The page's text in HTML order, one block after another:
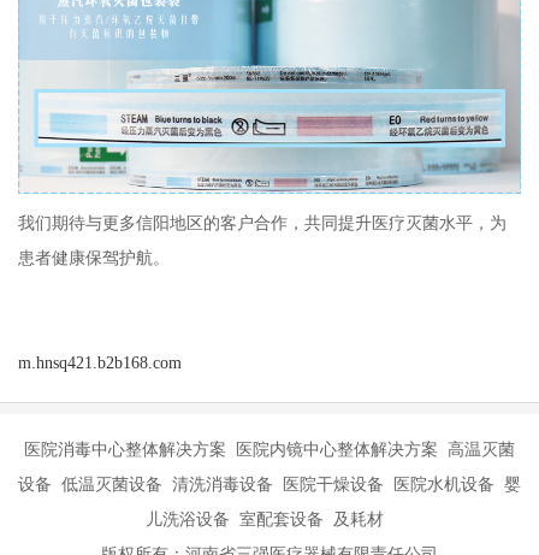
我们期待与更多信阳地区的客户合作，共同提升医疗灭菌水平，为
患者健康保驾护航。
m.hnsq421.b2b168.com
医院消毒中心整体解决方案 医院内镜中心整体解决方案 高温灭菌
设备 低温灭菌设备 清洗消毒设备 医院干燥设备 医院水机设备 婴
儿洗浴设备 室配套设备 及耗材